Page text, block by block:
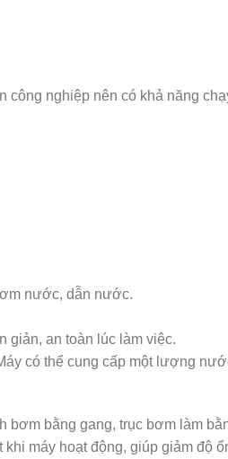
nghiệp nên có khả năng
nước, dẫn nước.
giản, an toàn lúc làm việc.
có thể cung cấp một lượng
bằng gang, trục bơm làm
máy hoạt động, giúp giảm độ